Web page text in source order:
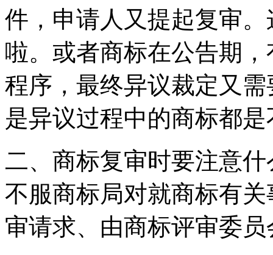
件，申请人又提起复审
啦。或者商标在公告期
程序，最终异议裁定又
是异议过程中的商标都
二、商标复审时要注意
不服商标局对就商标有
审请求、由商标评审委